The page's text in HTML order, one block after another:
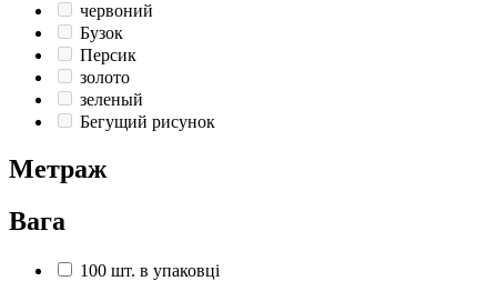
червоний
Бузок
Персик
золото
зеленый
Бегущий рисунок
Метраж
Вага
100 шт. в упаковці